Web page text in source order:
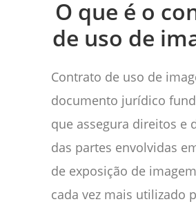
O que é o
de uso de
Contrato de uso de
documento jurídico
que assegura direitos e
das partes envolvidas
de exposição de
cada vez mais utilizado